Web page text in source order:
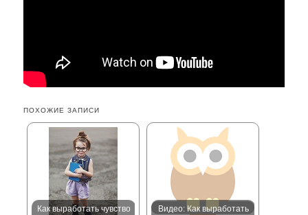
ПОХОЖИЕ ЗАПИСИ
Как выработать чувство
Видео: Как выработать